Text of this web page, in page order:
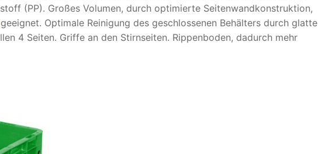
(PP). Großes Volumen, durch optimierte Seitenwandkonstruktion,
geeignet. Optimale Reinigung des geschlossenen Behälters durch glatte
4 Seiten. Griffe an den Stirnseiten. Rippenboden, dadurch mehr